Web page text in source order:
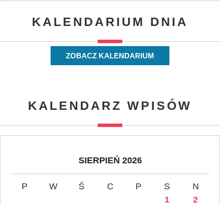
KALENDARIUM DNIA
ZOBACZ KALENDARIUM
KALENDARZ WPISÓW
SIERPIEŃ 2026
P W Ś C P S
N
1
2